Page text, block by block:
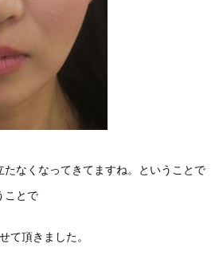
たなくなってきてますね。ということで
ことで
て頂きました。